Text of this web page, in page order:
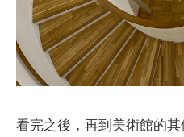
看完之後，再到美術館的